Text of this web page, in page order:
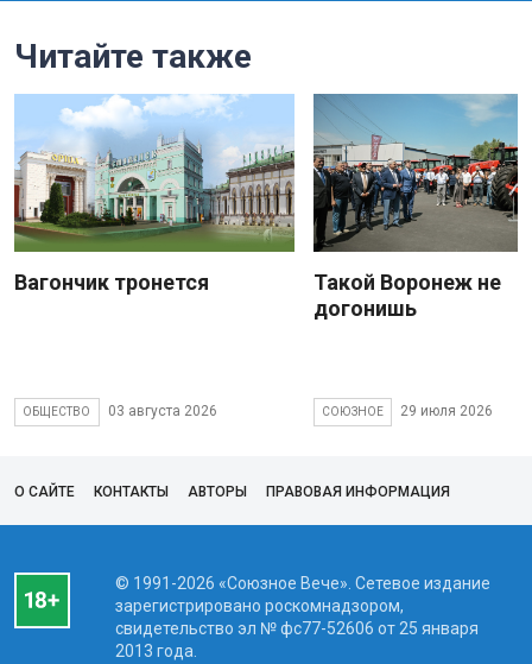
Читайте также
Вагончик тронется
ОБЩЕСТВО 03 августа 2026
Такой Воронеж не
догонишь
СОЮЗНОЕ 29 июля 2026
О САЙТЕ КОНТАКТЫ АВТОРЫ ПРАВОВАЯ ИНФОРМАЦИЯ
© 1991-2026 «Союзное Вече». Сетевое издание
зарегистрировано роскомнадзором,
свидетельство эл № фc77-52606 от 25 января
2013 года.